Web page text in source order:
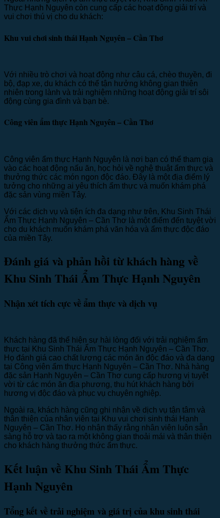
Thực Hạnh Nguyên còn cung cấp các hoạt động giải trí và
vui chơi thú vị cho du khách:
Khu vui chơi sinh thái Hạnh Nguyên – Cần Thơ
Với nhiều trò chơi và hoạt động như câu cá, chèo thuyền, đi
bộ, đạp xe, du khách có thể tận hưởng không gian thiên
nhiên trong lành và trải nghiệm những hoạt động giải trí sôi
động cùng gia đình và bạn bè.
Công viên ẩm thực Hạnh Nguyên – Cần Thơ
Công viên ẩm thực Hạnh Nguyên là nơi bạn có thể tham gia
vào các hoạt động nấu ăn, học hỏi về nghệ thuật ẩm thực và
thưởng thức các món ngon độc đáo. Đây là một địa điểm lý
tưởng cho những ai yêu thích ẩm thực và muốn khám phá
đặc sản vùng miền Tây.
Với các dịch vụ và tiện ích đa dạng như trên, Khu Sinh Thái
Ẩm Thực Hạnh Nguyên – Cần Thơ là một điểm đến tuyệt vời
cho du khách muốn khám phá văn hóa và ẩm thực độc đáo
của miền Tây.
Đánh giá và phản hồi từ khách hàng về
Khu Sinh Thái Ẩm Thực Hạnh Nguyên
Nhận xét tích cực về ẩm thực và dịch vụ
Khách hàng đã thể hiện sự hài lòng đối với trải nghiệm ẩm
thực tại Khu Sinh Thái Ẩm Thực Hạnh Nguyên – Cần Thơ.
Họ đánh giá cao chất lượng các món ăn độc đáo và đa dạng
tại Công viên ẩm thực Hạnh Nguyên – Cần Thơ. Nhà hàng
đặc sản Hạnh Nguyên – Cần Thơ cung cấp hương vị tuyệt
vời từ các món ăn địa phương, thu hút khách hàng bởi
hương vị độc đáo và phục vụ chuyên nghiệp.
Ngoài ra, khách hàng cũng ghi nhận về dịch vụ tận tâm và
thân thiện của nhân viên tại Khu vui chơi sinh thái Hạnh
Nguyên – Cần Thơ. Họ nhận thấy rằng nhân viên luôn sẵn
sàng hỗ trợ và tạo ra một không gian thoải mái và thân thiện
cho khách hàng thưởng thức ẩm thực.
Kết luận về Khu Sinh Thái Ẩm Thực
Hạnh Nguyên
Tổng kết về trải nghiệm và giá trị của khu sinh thái